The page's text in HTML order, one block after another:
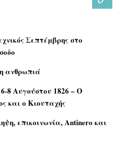
Σεπτέμβρης στο
ανθρωπιά
8 Αυγούστου 1826 – Ο
και ο Κιουταχής
επικοινωνία, Antinero και